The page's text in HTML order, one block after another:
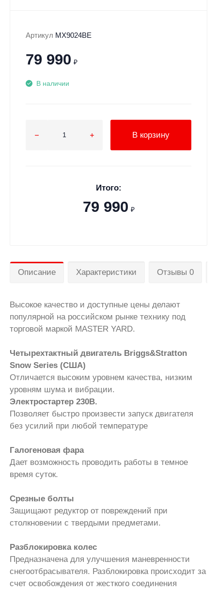
Артикул MX9024BE
79 990 ₽
В наличии
В корзину
Итого:
79 990 ₽
Описание Характеристики Отзывы 0
Высокое качество и доступные цены делают
популярной на российском рынке технику под
торговой маркой MASTER YARD.
Четырехтактный двигатель Briggs&Stratton
Snow Series (США)
Отличается высоким уровнем качества, низким
уровням шума и вибрации.
Электростартер 230В.
Позволяет быстро произвести запуск двигателя
без усилий при любой температуре
Галогеновая фара
Дает возможность проводить работы в темное
время суток.
Срезные болты
Защищают редуктор от повреждений при
столкновении с твердыми предметами.
Разблокировка колес
Предназначена для улучшения маневренности
снегоотбрасывателя. Разблокировка происходит за
счет освобождения от жесткого соединения